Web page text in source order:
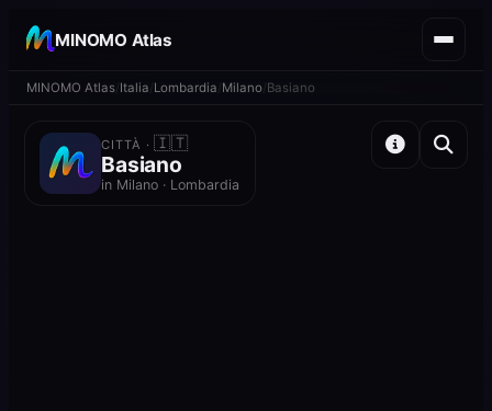
MINOMO Atlas
MINOMO Atlas Italia Lombardia Milano Basiano
CITTÀ ·🇮🇹
Basiano
in Milano · Lombardia